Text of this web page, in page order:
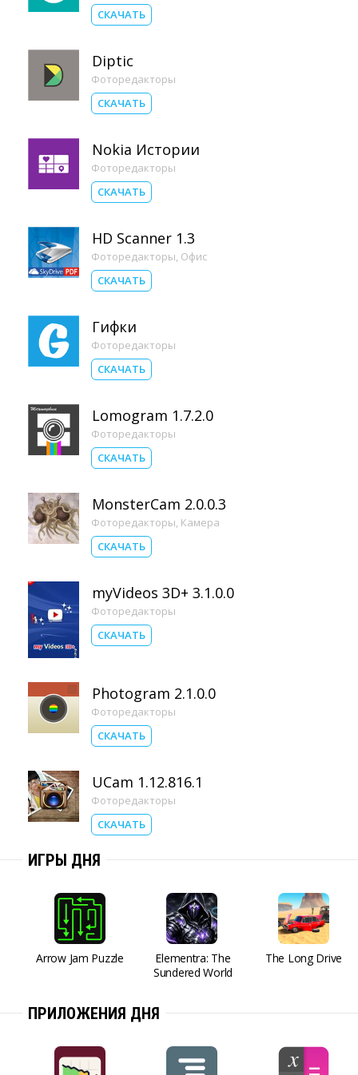
СКАЧАТЬ
Diptic
Фоторедакторы
СКАЧАТЬ
Nokia Истории
Фоторедакторы
СКАЧАТЬ
HD Scanner 1.3
Фоторедакторы, Офис
СКАЧАТЬ
Гифки
Фоторедакторы
СКАЧАТЬ
Lomogram 1.7.2.0
Фоторедакторы
СКАЧАТЬ
MonsterCam 2.0.0.3
Фоторедакторы, Камера
СКАЧАТЬ
myVideos 3D+ 3.1.0.0
Фоторедакторы
СКАЧАТЬ
Photogram 2.1.0.0
Фоторедакторы
СКАЧАТЬ
UCam 1.12.816.1
Фоторедакторы
СКАЧАТЬ
ИГРЫ ДНЯ
Arrow Jam Puzzle
Elementra: The
Sundered World
The Long Drive
ПРИЛОЖЕНИЯ ДНЯ